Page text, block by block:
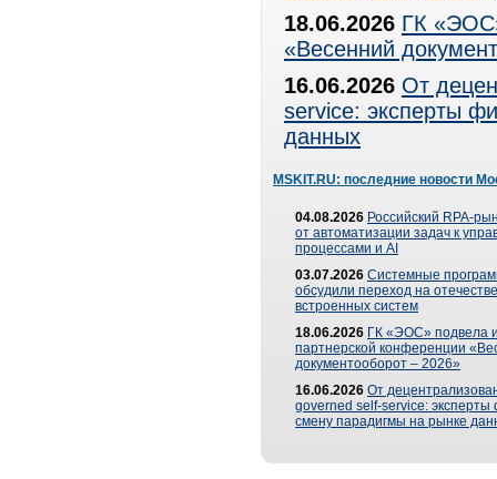
18.06.2026 ГК
«Весенний
16.06.2026 От
service: эксперты
данных
MSKIT.RU: последние новости
04.08.2026 Российский RPA-
от автоматизации задач к
процессами и AI
03.07.2026 Системные
обсудили переход на
встроенных систем
18.06.2026 ГК «ЭОС» подвела
партнерской конференции
документооборот – 2026»
16.06.2026 От
governed self-service: эксперты
смену парадигмы на рынке